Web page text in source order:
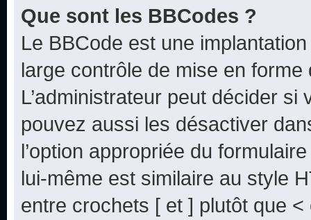
Que sont les BBCodes ?
Le BBCode est une
large contrôle de mise en forme
L’administrateur peut décider
pouvez aussi les désactiver
l’option appropriée du
lui-même est similaire au style
entre crochets [ et ] plutôt que